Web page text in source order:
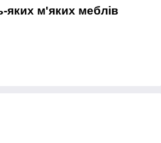
яких м'яких меблів